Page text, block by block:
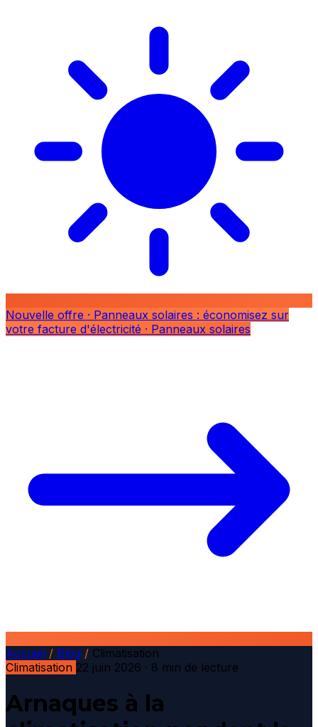
Nouvelle offre · Panneaux solaires : économisez sur
votre facture d'électricité · Panneaux solaires
Accueil / Blog / Climatisation
Climatisation 22 juin 2026 · 8 min de lecture
Arnaques à la